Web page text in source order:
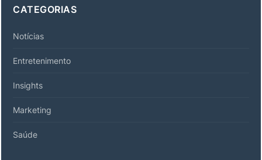
CATEGORIAS
Notícias
Entretenimento
Insights
Marketing
Saúde